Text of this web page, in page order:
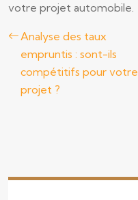
votre projet automobile.
Analyse des taux
empruntis : sont-ils
compétitifs pour votre
projet ?